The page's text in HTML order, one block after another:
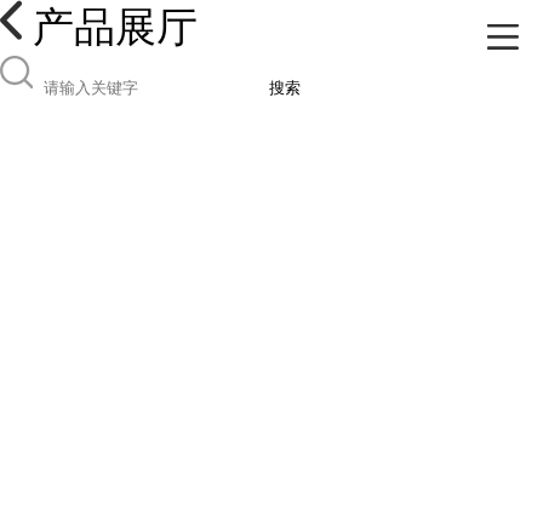
产品展厅
搜索